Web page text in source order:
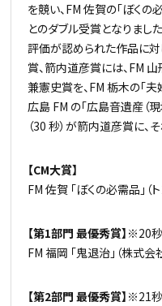
を競い、FM 佐賀の「ぼくの
とのダブル受賞となりまし
評価が認められた作品に
賞、箭内道彦賞には、FM 山
兼憲史賞を、FM 栃木の「夫
広島 FM の「広島音遺産（
（30 秒）が箭内道彦賞に、
【CM大賞】
FM 佐賀 「ぼくの必需品」
【第1部門 最優秀賞】 ※20秒
FM 福岡 「鬼退治」（株式会
【第2部門 最優秀賞】 ※21秒